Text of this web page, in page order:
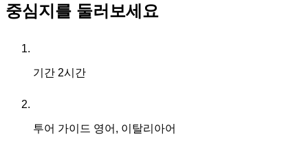
중심지를 둘러보세요
기간 2시간
투어 가이드 영어, 이탈리아어